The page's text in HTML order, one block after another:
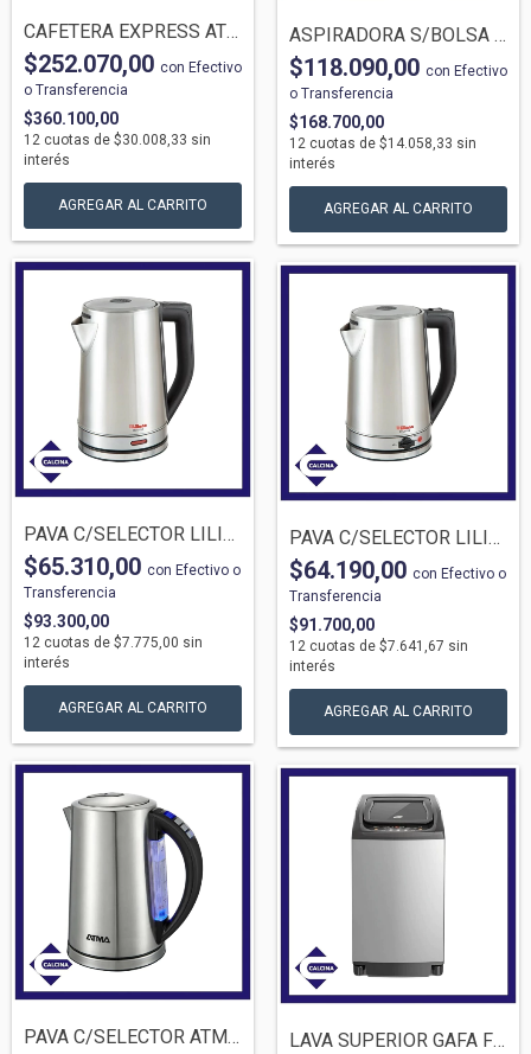
CAFETERA EXPRESS ATMA T5403GP 20 BARES C...
$360.100,00
$252.070,00 con Efectivo
o Transferencia
12 cuotas de $30.008,33 sin
interés
ASPIRADORA S/BOLSA LILIANA LA910 1700W F...
$168.700,00
$118.090,00 con Efectivo
o Transferencia
12 cuotas de $14.058,33 sin
interés
PAVA C/SELECTOR LILIANA AP210 1.7LTS INO...
$93.300,00
$65.310,00 con Efectivo o
Transferencia
12 cuotas de $7.775,00 sin
interés
PAVA C/SELECTOR LILIANA AP200 1.7LTS INO...
$91.700,00
$64.190,00 con Efectivo o
Transferencia
12 cuotas de $7.641,67 sin
interés
PAVA C/SELECTOR ATMA 2511P 1.7LTS INOX D... LAVA SUPERIOR GAFA FUZZY FIT 5PROG 7KG